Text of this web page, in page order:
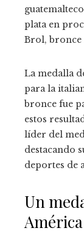
plata en
Brol, bronce
La medalla
para la
bronce fue
estos
líder del
destacando
deportes de
Un